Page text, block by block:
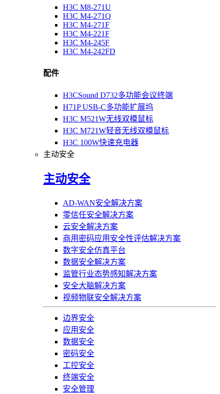
H3C M8-271U
H3C M4-271Q
H3C M4-271F
H3C M4-221F
H3C M4-245F
H3C M4-242FD
配件
H3CSound D732多功能会议终端
H71P USB-C多功能扩展坞
H3C M521W无线双模鼠标
H3C M721W轻音无线双模鼠标
H3C 100W快速充电器
主动安全
主动安全
AD-WAN安全解决方案
零信任安全解决方案
云安全解决方案
商用密码应用安全性评估解决方案
数字安全仿真平台
数据安全解决方案
监管行业态势感知解决方案
安全大脑解决方案
视频物联安全解决方案
边界安全
应用安全
数据安全
密码安全
工控安全
终端安全
安全管理